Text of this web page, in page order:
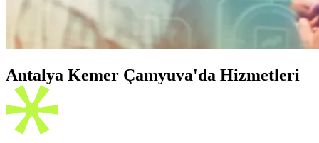
Antalya Kemer Çamyuva'da Hizmetleri